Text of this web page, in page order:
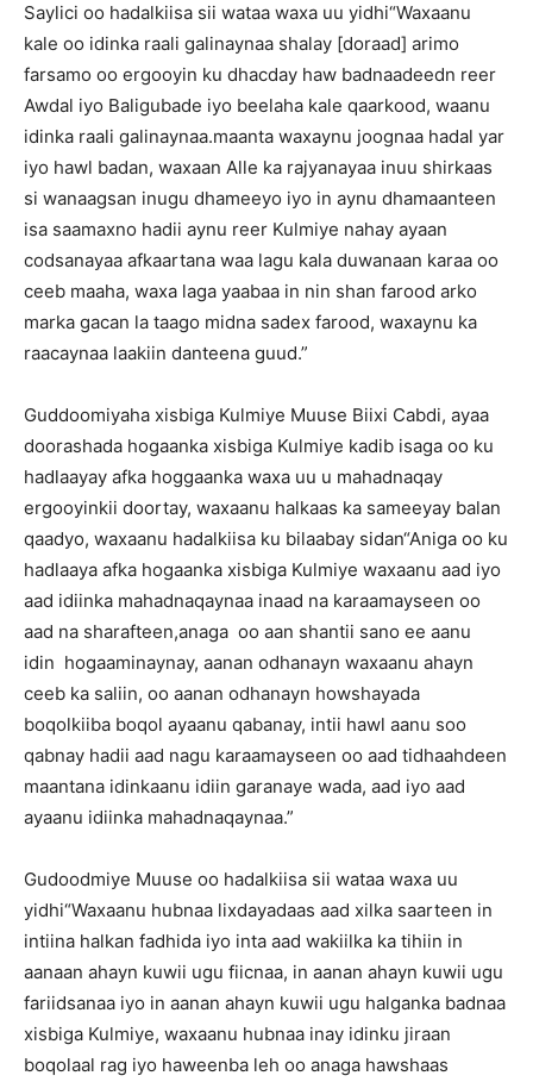
Saylici oo hadalkiisa sii wataa waxa uu yidhi“Waxaanu
kale oo idinka raali galinaynaa shalay [doraad] arimo
farsamo oo ergooyin ku dhacday haw badnaadeedn reer
Awdal iyo Baligubade iyo beelaha kale qaarkood, waanu
idinka raali galinaynaa.maanta waxaynu joognaa hadal yar
iyo hawl badan, waxaan Alle ka rajyanayaa inuu shirkaas
si wanaagsan inugu dhameeyo iyo in aynu dhamaanteen
isa saamaxno hadii aynu reer Kulmiye nahay ayaan
codsanayaa afkaartana waa lagu kala duwanaan karaa oo
ceeb maaha, waxa laga yaabaa in nin shan farood arko
marka gacan la taago midna sadex farood, waxaynu ka
raacaynaa laakiin danteena guud.”
Guddoomiyaha xisbiga Kulmiye Muuse Biixi Cabdi, ayaa
doorashada hogaanka xisbiga Kulmiye kadib isaga oo ku
hadlaayay afka hoggaanka waxa uu u mahadnaqay
ergooyinkii doortay, waxaanu halkaas ka sameeyay balan
qaadyo, waxaanu hadalkiisa ku bilaabay sidan“Aniga oo ku
hadlaaya afka hogaanka xisbiga Kulmiye waxaanu aad iyo
aad idiinka mahadnaqaynaa inaad na karaamayseen oo
aad na sharafteen,anaga oo aan shantii sano ee aanu
idin hogaaminaynay, aanan odhanayn waxaanu ahayn
ceeb ka saliin, oo aanan odhanayn howshayada
boqolkiiba boqol ayaanu qabanay, intii hawl aanu soo
qabnay hadii aad nagu karaamayseen oo aad tidhaahdeen
maantana idinkaanu idiin garanaye wada, aad iyo aad
ayaanu idiinka mahadnaqaynaa.”
Gudoodmiye Muuse oo hadalkiisa sii wataa waxa uu
yidhi“Waxaanu hubnaa lixdayadaas aad xilka saarteen in
intiina halkan fadhida iyo inta aad wakiilka ka tihiin in
aanaan ahayn kuwii ugu fiicnaa, in aanan ahayn kuwii ugu
fariidsanaa iyo in aanan ahayn kuwii ugu halganka badnaa
xisbiga Kulmiye, waxaanu hubnaa inay idinku jiraan
boqolaal rag iyo haweenba leh oo anaga hawshaas